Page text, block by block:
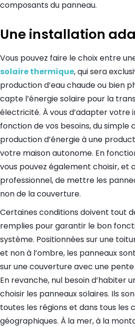
composants du panneau.
Une installation
Vous pouvez faire le choix entre
solaire thermique, qui sera
production d’eau chaude ou bien
capte l’énergie solaire pour la
électricité. À vous d’adapter votre
fonction de vos besoins, du
production d’énergie à une
votre maison autonome. En
vous pouvez également choisir, et
professionnel, de mettre les
non de la couverture.
Certaines conditions doivent tout
remplies pour garantir le bon
système. Positionnées sur une
et non à l’ombre, les panneaux
sur une couverture avec une pente
En revanche, nul besoin d’habiter
choisir les panneaux solaires. Ils
toutes les régions et dans tous les
géographiques. À la mer, à la